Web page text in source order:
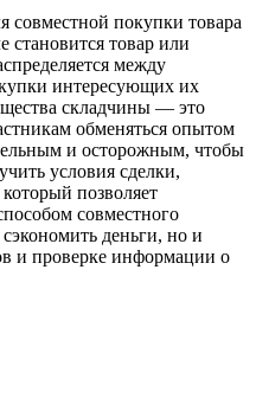
совместной покупки товара
товар или
между
интересующих их
складчины — это
обменяться опытом
и осторожным, чтобы
условия сделки,
позволяет
совместного
деньги, но и
и проверке информации о